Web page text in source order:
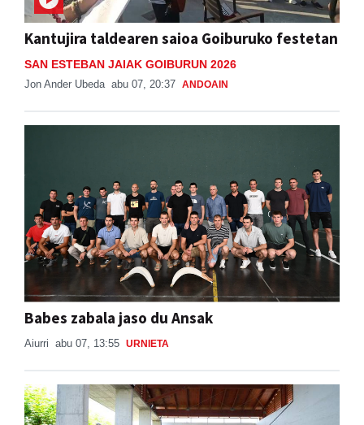
Kantujira taldearen saioa Goiburuko festetan
SAN ESTEBAN JAIAK GOIBURUN 2026
Jon Ander Ubeda abu 07, 20:37 ANDOAIN
Babes zabala jaso du Ansak
Aiurri abu 07, 13:55 URNIETA